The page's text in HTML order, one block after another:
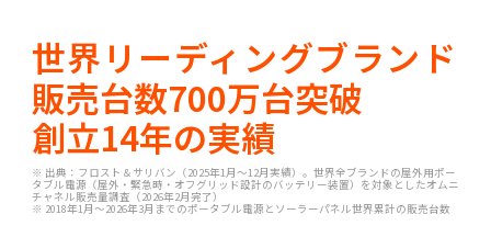
世界リーディングブランド
販売台数700万台突破
創立14年の実績
※ 出典：フロスト＆サリバン（2025年1月〜12月実績）。世界全ブランドの屋外用ポー
タブル電源（屋外・緊急時・オフグリッド設計のバッテリー装置）を対象としたオムニ
チャネル販売量調査（2026年2月完了）
※ 2018年1月〜2026年3月までのポータブル電源とソーラーパネル世界累計の販売台数